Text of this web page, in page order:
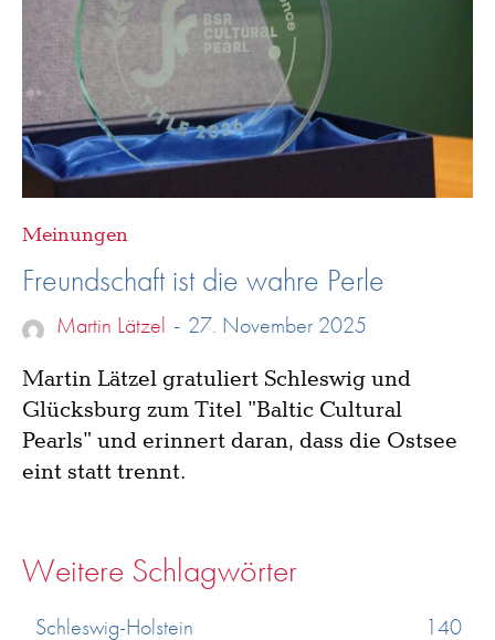
Meinungen
Freundschaft ist die wahre Perle
Martin Lätzel - 27. November 2025
Martin Lätzel gratuliert Schleswig und
Glücksburg zum Titel "Baltic Cultural
Pearls" und erinnert daran, dass die Ostsee
eint statt trennt.
Weitere Schlagwörter
Schleswig-Holstein 140